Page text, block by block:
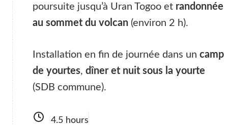
poursuite jusqu’à Uran Togoo et randonnée
au sommet du volcan (environ 2 h).
Installation en fin de journée dans un camp
de yourtes, dîner et nuit sous la yourte
(SDB commune).
4.5 hours